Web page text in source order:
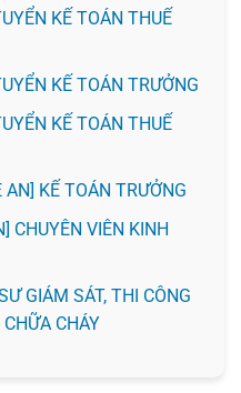
KẾ TOÁN THUẾ
KẾ TOÁN TRƯỞNG
KẾ TOÁN THUẾ
AN] KẾ TOÁN TRƯỞNG
CHUYÊN VIÊN KINH
GIÁM SÁT, THI CÔNG
CHÁY